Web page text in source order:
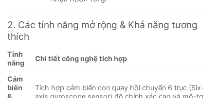
2. Các tính năng mở rộng & Khả năng tương
thích
Tính
năng
Chi tiết công nghệ tích hợp
Cảm
biến
Tích hợp cảm biến con quay hồi chuyển 6 trục (Six-